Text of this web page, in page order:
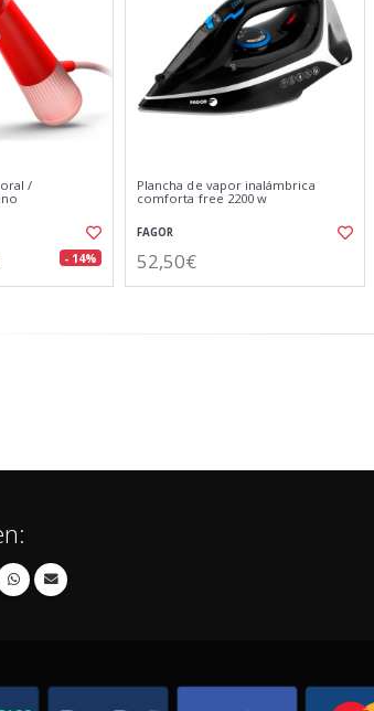
/
- 14%
Plancha de vapor inalámbrica
comforta free 2200 w
FAGOR
52,50€